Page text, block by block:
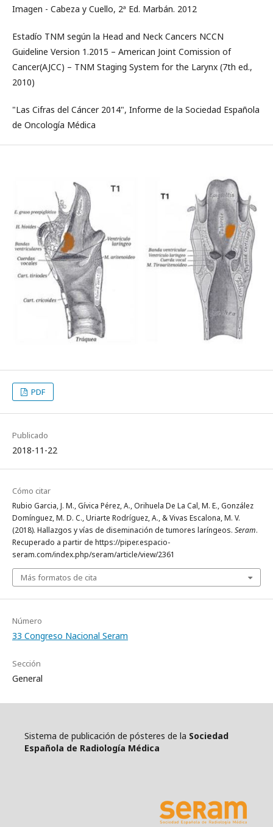
Imagen - Cabeza y Cuello, 2ª Ed. Marbán. 2012
Estadío TNM según la Head and Neck Cancers NCCN
Guideline Version 1.2015 – American Joint Comission of
Cancer(AJCC) – TNM Staging System for the Larynx (7th ed.,
2010)
"Las Cifras del Cáncer 2014", Informe de la Sociedad Española
de Oncología Médica
PDF
Publicado
2018-11-22
Cómo citar
Rubio Garcia, J. M., Gívica Pérez, A., Orihuela De La Cal, M. E., González
Domínguez, M. D. C., Uriarte Rodríguez, A., & Vivas Escalona, M. V.
(2018). Hallazgos y vías de diseminación de tumores laríngeos. Seram.
Recuperado a partir de https://piper.espacio-
seram.com/index.php/seram/article/view/2361
Más formatos de cita
Número
33 Congreso Nacional Seram
Sección
General
Sistema de publicación de pósteres de la Sociedad
Española de Radiología Médica